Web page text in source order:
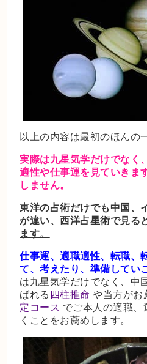
以上の内容は最初のほんの
実際は九星気学だけでなく
適性や仕事運を見ていきま
しません。
東洋の占術だけでも中国、
が違い、西洋占星術で見る
ます。
仕事運、適職適性、転職、
て、考えたり、準備してい
は九星気学だけでなく、中
ばれる 四柱推命 や当方がお
定コース でご本人の適職、
くことをお薦めします。